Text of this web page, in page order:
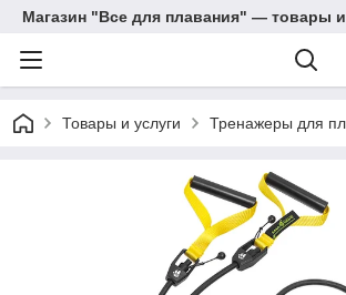
Магазин "Все для плавания" — товары
Товары и услуги Тренажеры для